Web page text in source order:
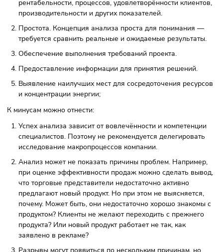
Те результаты, которых желают
= то, что достигнуто на текущий момент
+ необходимые нововведения.
Или: Желаемое состояние – то, что
достигнуто = необходимые изменения.
Плюсы и минусы методики
Рассмотрим основные достоинства GAP-анализа:
Выявление проблемных сфер. Метод универсален и
применяться для анализа эффективности, продукции,
рентабельности, процессов, удовлетворённости
производительности и других показателей.
Простота. Концепция анализа проста для понимания
требуется сравнить реальные и ожидаемые